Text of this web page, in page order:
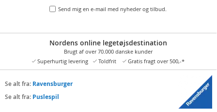
Send mig en e-mail med nyheder og tilbud.
Nordens online legetøjsdestination
Brugt af over 70.000 danske kunder
Superhurtig levering
Toldfrit Gratis fragt over 500,-*
Se alt fra: Ravensburger
Se alt fra: Puslespil